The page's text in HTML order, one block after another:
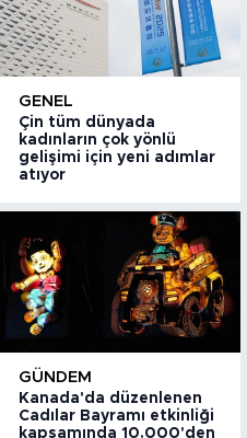
GENEL
Çin tüm dünyada
kadınların çok yönlü
gelişimi için yeni adımlar
atıyor
GÜNDEM
Kanada'da düzenlenen
Cadılar Bayramı etkinliği
kapsamında 10.000'den